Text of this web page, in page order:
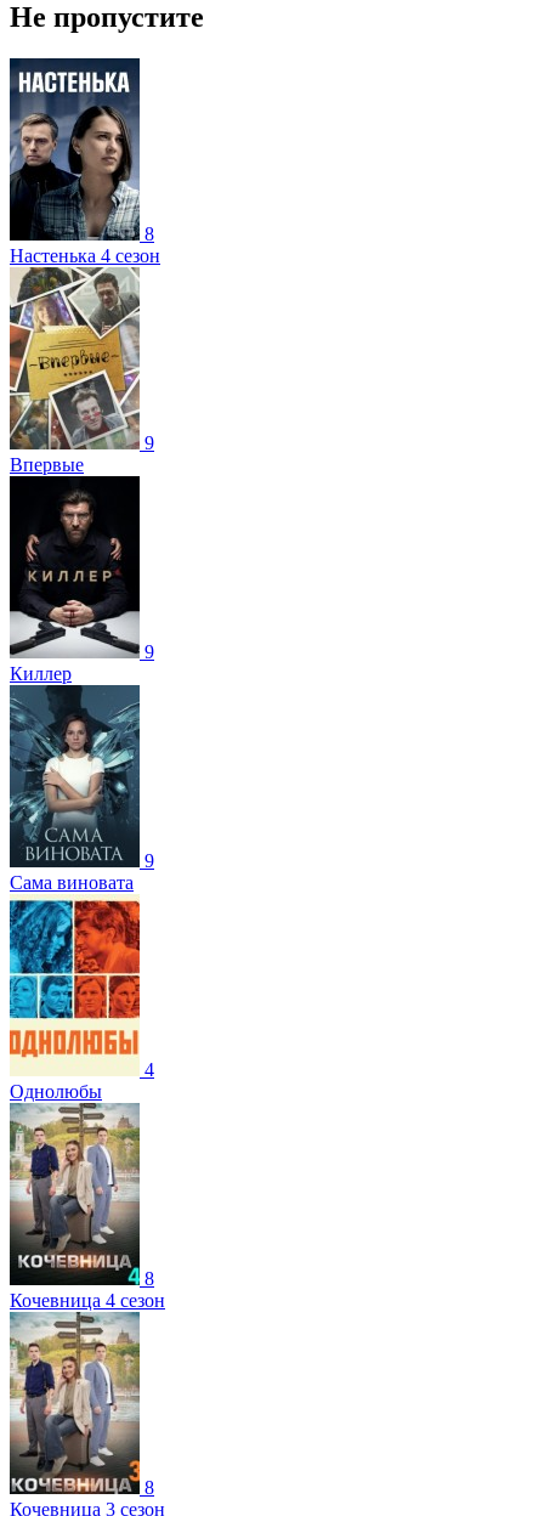
Не пропустите
8
Настенька 4 сезон
9
Впервые
9
Киллер
9
Сама виновата
4
Однолюбы
8
Кочевница 4 сезон
8
Кочевница 3 сезон